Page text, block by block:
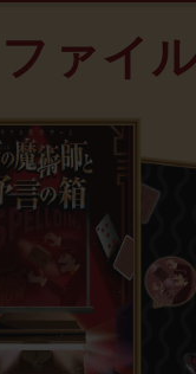
ァイ